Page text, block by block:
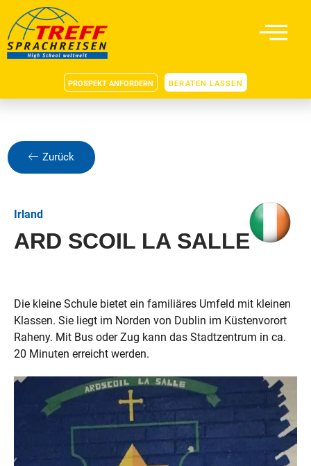
PROSPEKT ANFORDERN BERATEN LASSEN
Zurück
Irland
ARD SCOIL LA SALLE
Die kleine Schule bietet ein familiäres Umfeld mit kleinen
Klassen. Sie liegt im Norden von Dublin im Küstenvorort
Raheny. Mit Bus oder Zug kann das Stadtzentrum in ca.
20 Minuten erreicht werden.